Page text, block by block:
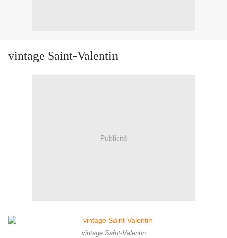
vintage Saint-Valentin
Publicité
vintage Saint-Valentin